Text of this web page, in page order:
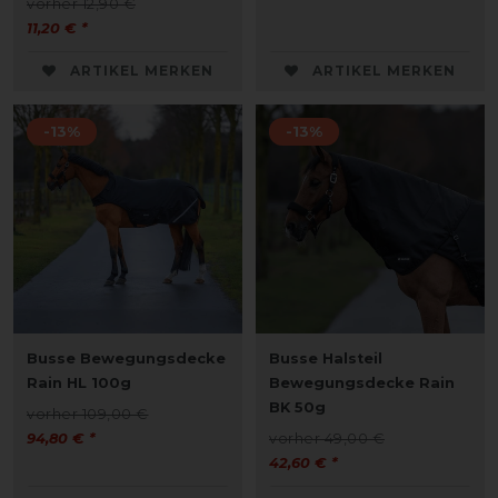
vorher 12,90 €
11,20 € *
ARTIKEL MERKEN ARTIKEL MERKEN
-13%
Busse Bewegungsdecke
Rain HL 100g
vorher 109,00 €
94,80 € *
-13%
Busse Halsteil
Bewegungsdecke Rain
BK 50g
vorher 49,00 €
42,60 € *